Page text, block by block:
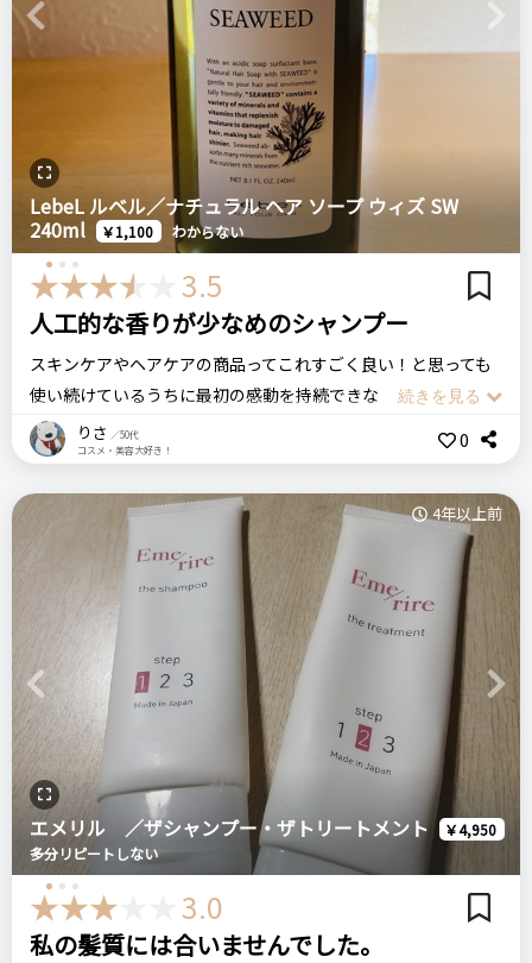
ボリュームのある泡ができるので手に取る量は思ったより少し
でいいんです。
地肌までスッキリするのにキシキシせず、潤いを与えてくれる
かのような使い心地が印象的です。
さらにはボタニカルな香りで癒されながら、気持ちよくシャン
プーできますよ。
私は同じラインのヘアマスクも使っています。
MILBON ミルボン
ヴィラロドラ レノーボシャンプー
リピート回数・頻度
はじめて
次回のリピート予定
次回もリピートしたい◎
良いところ
カラーした後の髪の色褪せを守ってくれる。
髪色が抜けたり金髪っぽくなるのがいつもより遅くなったよう
な気がします。
悪いところ（残念）
価格は高め。
注意点
すごく泡立ちがよいので、最初はごくごく少量を手に取って試
してみてください。
Previous
LebeL ルベル／ナチュラル ヘア ソープ ウィズ SW
240ml
￥1,100 わからない
3.5
人工的な香りが少なめのシャンプー
スキンケアやヘアケアの商品ってこれすごく良い！と思っても
使い続けているうちに最初の感動を持続できないというか、気
持ちも効果もマンネリになってしまうことが多いです。
なのでたまに浮気してみるのですが、今回は家族が使っている
私も以前から少し気になっていたルベルのヘアソープです。
まず香りが強すぎないところがとても良いです。かと言って基
剤臭を感じるということもなくちょうどいい感じ。
石けん系シャンプーという表記なので仕上がりがゴワゴワにな
るかも…と懸念していましたが、そんなことも全く感じず。普
通にしっとりな洗い上がりでした。
酸性石けん系界面活性剤をベースにしているということなの
で、いわゆる石けんシャンプーとは別物ということなのかな？
（ごめんなさい、この辺りは詳しくないので…）
LebeL ルベル
ナチュラル ヘア ソープ ウィズ SW 240ml
りさ ／50代
コスメ・美容大好き！
0
Previous Next
4年以上前
エメリル ／ザシャンプー・ザトリートメント
￥4,950
多分リピートしない
3.0
私の髪質には合いませんでした。